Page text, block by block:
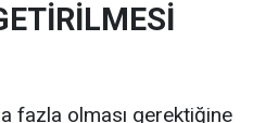
fazla olması gerektiğine